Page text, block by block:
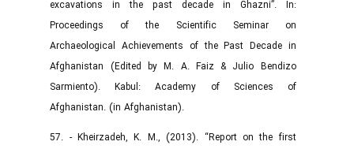
excavations in the past decade in Ghazni”. In:
Proceedings of the Scientific Seminar on
Archaeological Achievements of the Past Decade in
Afghanistan (Edited by M. A. Faiz & Julio Bendizo
Sarmiento). Kabul: Academy of Sciences of
Afghanistan. (in Afghanistan).
57. - Kheirzadeh, K. M., (2013). “Report on the first